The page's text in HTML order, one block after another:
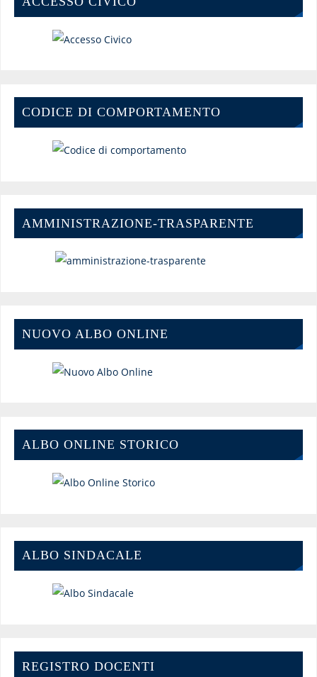
CODICE DI COMPORTAMENTO
AMMINISTRAZIONE-TRASPARENTE
NUOVO ALBO ONLINE
ALBO ONLINE STORICO
ALBO SINDACALE
REGISTRO DOCENTI